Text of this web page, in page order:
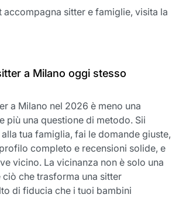
accompagna sitter e famiglie, visita la
a Milano oggi stesso
a Milano nel 2026 è meno una
più una questione di metodo. Sii
tua famiglia, fai le domande giuste,
completo e recensioni solide, e
vicino. La vicinanza non è solo una
che trasforma una sitter
di fiducia che i tuoi bambini